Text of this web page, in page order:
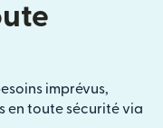
imprévus,
en toute sécurité via